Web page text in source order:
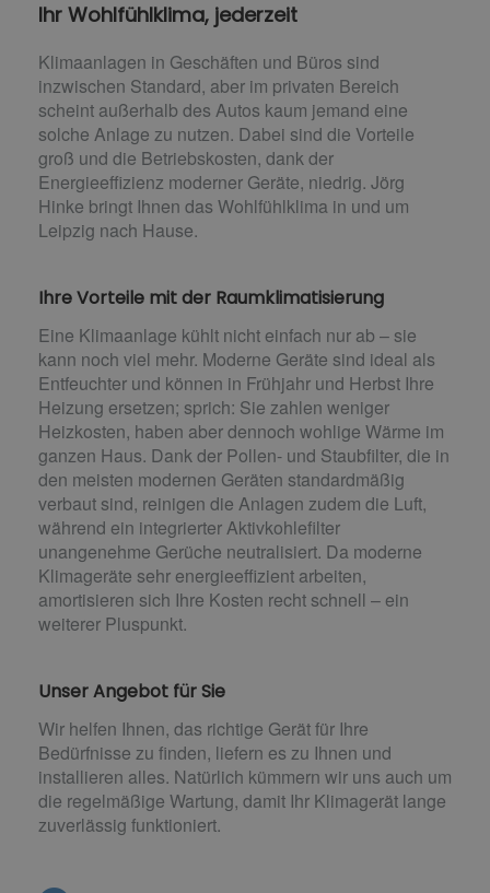
Ihr Wohlfühlklima, jederzeit
Klimaanlagen in Geschäften und Büros sind
inzwischen Standard, aber im privaten Bereich
scheint außerhalb des Autos kaum jemand eine
solche Anlage zu nutzen. Dabei sind die Vorteile
groß und die Betriebskosten, dank der
Energieeffizienz moderner Geräte, niedrig. Jörg
Hinke bringt Ihnen das Wohlfühlklima in und um
Leipzig nach Hause.
Ihre Vorteile mit der Raumklimatisierung
Eine Klimaanlage kühlt nicht einfach nur ab – sie
kann noch viel mehr. Moderne Geräte sind ideal als
Entfeuchter und können in Frühjahr und Herbst Ihre
Heizung ersetzen; sprich: Sie zahlen weniger
Heizkosten, haben aber dennoch wohlige Wärme im
ganzen Haus. Dank der Pollen- und Staubfilter, die in
den meisten modernen Geräten standardmäßig
verbaut sind, reinigen die Anlagen zudem die Luft,
während ein integrierter Aktivkohlefilter
unangenehme Gerüche neutralisiert. Da moderne
Klimageräte sehr energieeffizient arbeiten,
amortisieren sich Ihre Kosten recht schnell – ein
weiterer Pluspunkt.
Unser Angebot für Sie
Wir helfen Ihnen, das richtige Gerät für Ihre
Bedürfnisse zu finden, liefern es zu Ihnen und
installieren alles. Natürlich kümmern wir uns auch um
die regelmäßige Wartung, damit Ihr Klimagerät lange
zuverlässig funktioniert.